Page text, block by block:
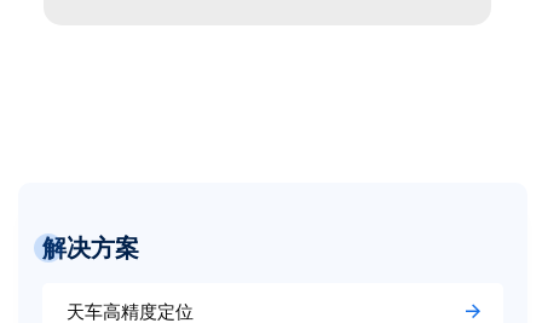
解决方案
天车高精度定位